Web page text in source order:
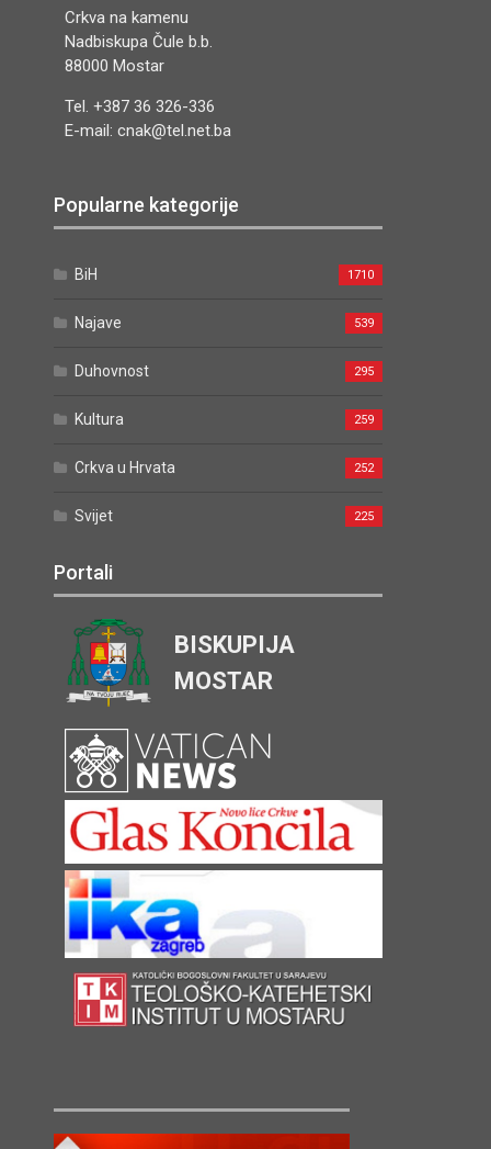
Crkva na kamenu
Nadbiskupa Čule b.b.
88000 Mostar
Tel. +387 36 326-336
E-mail: cnak@tel.net.ba
Popularne kategorije
BiH 1710
Najave 539
Duhovnost 295
Kultura 259
Crkva u Hrvata 252
Svijet 225
Portali
BISKUPIJA
MOSTAR